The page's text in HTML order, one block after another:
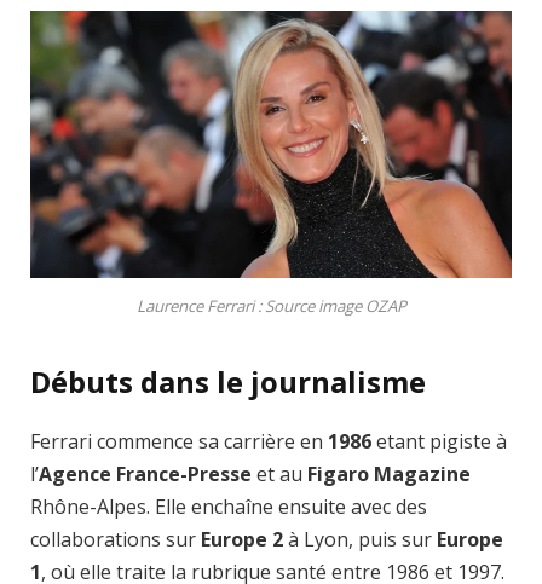
Laurence Ferrari : Source image OZAP
Débuts dans le journalisme
Ferrari commence sa carrière en 1986etant pigiste à
l’Agence France-Presse et au Figaro Magazine
Rhône-Alpes. Elle enchaîne ensuite avec des
collaborations sur Europe 2à Lyon, puis sur Europe
1, où elle traite la rubrique santé entre 1986 et 1997.